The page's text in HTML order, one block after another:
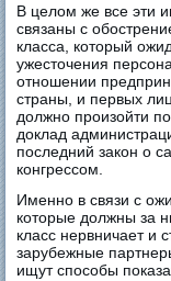
В целом же все эти
связаны с
класса, который
ужесточения
отношении
страны, и первых
должно произойти
доклад
последний закон о
конгрессом.
Именно в связи с
которые должны за
класс нервничает и
зарубежные
ищут способы